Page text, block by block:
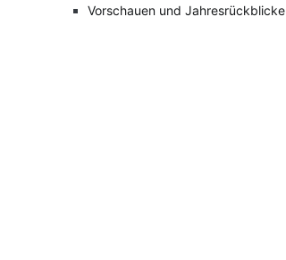
Vorschauen und Jahresrückblicke